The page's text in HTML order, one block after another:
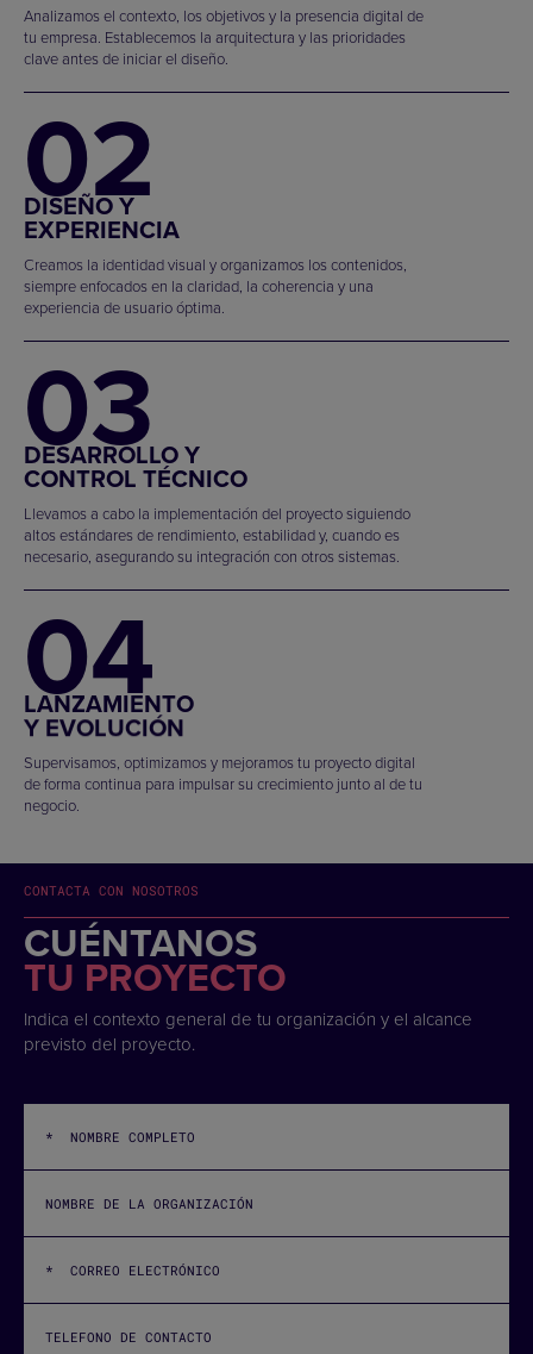
Analizamos el contexto, los objetivos y la presencia digital de
tu empresa. Establecemos la arquitectura y las prioridades
clave antes de iniciar el diseño.
02
DISEÑO Y
EXPERIENCIA
Creamos la identidad visual y organizamos los contenidos,
siempre enfocados en la claridad, la coherencia y una
experiencia de usuario óptima.
03
DESARROLLO Y
CONTROL TÉCNICO
Llevamos a cabo la implementación del proyecto siguiendo
altos estándares de rendimiento, estabilidad y, cuando es
necesario, asegurando su integración con otros sistemas.
04
LANZAMIENTO
Y EVOLUCIÓN
Supervisamos, optimizamos y mejoramos tu proyecto digital
de forma continua para impulsar su crecimiento junto al de tu
negocio.
CONTACTA CON NOSOTROS
CUÉNTANOS
TU PROYECTO
Indica el contexto general de tu organización y el alcance
previsto del proyecto.